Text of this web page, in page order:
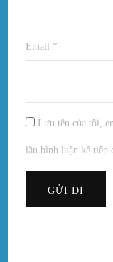
Email *
Lưu tên của tôi,
lần bình luận kế tiếp